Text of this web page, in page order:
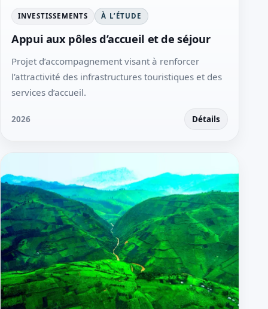
INVESTISSEMENTS À L’ÉTUDE
Appui aux pôles d’accueil et de séjour
Projet d’accompagnement visant à renforcer
l’attractivité des infrastructures touristiques et des
services d’accueil.
2026 Détails